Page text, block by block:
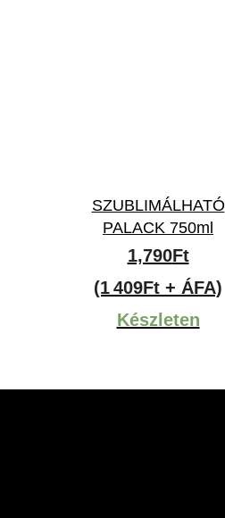
SZUBLIMÁLHATÓ
PALACK 750ml
1,790Ft
(1 409Ft + ÁFA)
Készleten